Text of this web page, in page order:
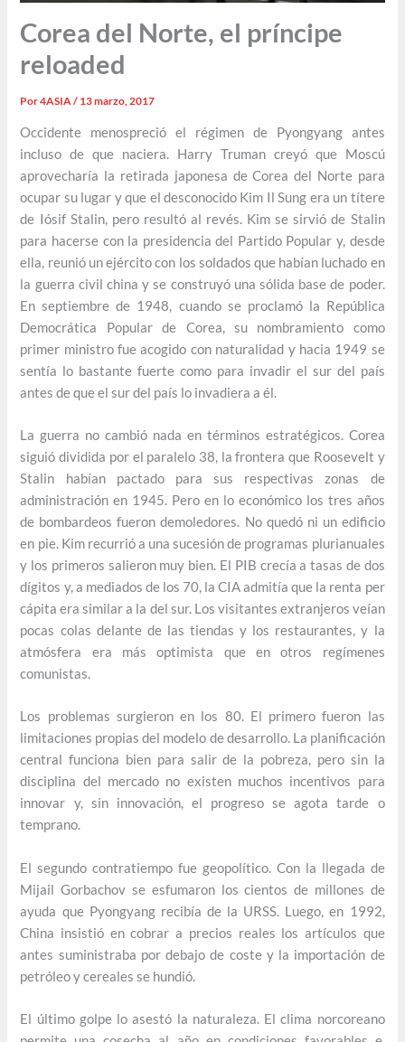
Corea del Norte, el príncipe
reloaded
Por4ASIA/ 13 marzo, 2017
Occidente menospreció el régimen de Pyongyang antes
incluso de que naciera. Harry Truman creyó que Moscú
aprovecharía la retirada japonesa de Corea del Norte para
ocupar su lugar y que el desconocido Kim Il Sung era un títere
de Iósif Stalin, pero resultó al revés. Kim se sirvió de Stalin
para hacerse con la presidencia del Partido Popular y, desde
ella, reunió un ejército con los soldados que habían luchado en
la guerra civil china y se construyó una sólida base de poder.
En septiembre de 1948, cuando se proclamó la República
Democrática Popular de Corea, su nombramiento como
primer ministro fue acogido con naturalidad y hacia 1949 se
sentía lo bastante fuerte como para invadir el sur del país
antes de que el sur del país lo invadiera a él.
La guerra no cambió nada en términos estratégicos. Corea
siguió dividida por el paralelo 38, la frontera que Roosevelt y
Stalin habían pactado para sus respectivas zonas de
administración en 1945. Pero en lo económico los tres años
de bombardeos fueron demoledores. No quedó ni un edificio
en pie. Kim recurrió a una sucesión de programas plurianuales
y los primeros salieron muy bien. El PIB crecía a tasas de dos
dígitos y, a mediados de los 70, la CIA admitía que la renta per
cápita era similar a la del sur. Los visitantes extranjeros veían
pocas colas delante de las tiendas y los restaurantes, y la
atmósfera era más optimista que en otros regímenes
comunistas.
Los problemas surgieron en los 80. El primero fueron las
limitaciones propias del modelo de desarrollo. La planificación
central funciona bien para salir de la pobreza, pero sin la
disciplina del mercado no existen muchos incentivos para
innovar y, sin innovación, el progreso se agota tarde o
temprano.
El segundo contratiempo fue geopolítico. Con la llegada de
Mijail Gorbachov se esfumaron los cientos de millones de
ayuda que Pyongyang recibía de la URSS. Luego, en 1992,
China insistió en cobrar a precios reales los artículos que
antes suministraba por debajo de coste y la importación de
petróleo y cereales se hundió.
El último golpe lo asestó la naturaleza. El clima norcoreano